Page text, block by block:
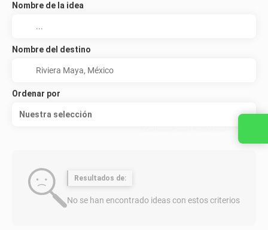
Nombre de la idea
Nombre del destino
Ordenar por
Nuestra selección
Resultados de:
No se han encontrado ideas con estos criterios